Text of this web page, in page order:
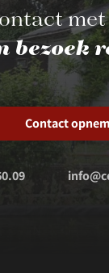
bezoek
Contact